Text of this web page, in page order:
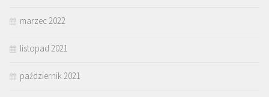
marzec 2022
listopad 2021
październik 2021